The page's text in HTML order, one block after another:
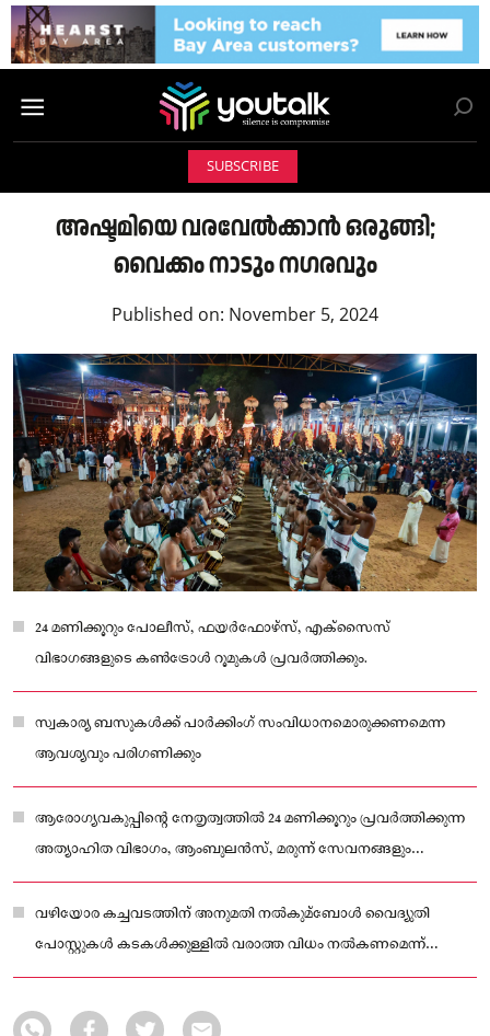
SUBSCRIBE
അഷ്ടമിയെ വരവേൽക്കാൻ ഒരുങ്ങി;
വൈക്കം നാടും നഗരവും
Published on: November 5, 2024
24 മണിക്കൂറും പോലീസ്, ഫയര്‍ഫോഴ്‌സ്, എക്‌സൈസ്
വിഭാഗങ്ങളുടെ കണ്‍ട്രോള്‍ റൂമുകള്‍ പ്രവര്‍ത്തിക്കും.
സ്വകാര്യ ബസുകള്‍ക്ക് പാര്‍ക്കിംഗ് സംവിധാനമൊരുക്കണമെന്ന
ആവശ്യവും പരിഗണിക്കും
ആരോഗ്യവകുപ്പിന്റെ നേതൃത്വത്തില്‍ 24 മണിക്കൂറും പ്രവര്‍ത്തിക്കുന്ന
അത്യാഹിത വിഭാഗം, ആംബുലന്‍സ്, മരുന്ന് സേവനങ്ങളും
ലഭ്യമാകും.
വഴിയോര കച്ചവടത്തിന് അനുമതി നല്‍കുമ്‌ബോള്‍ വൈദ്യുതി
പോസ്റ്റുകള്‍ കടകള്‍ക്കുള്ളില്‍ വരാത്ത വിധം നല്‍കണമെന്ന്
കെഎസ്‌ഇബി നിര്‍ദ്ദേശിച്ചിട്ടുണ്ട്